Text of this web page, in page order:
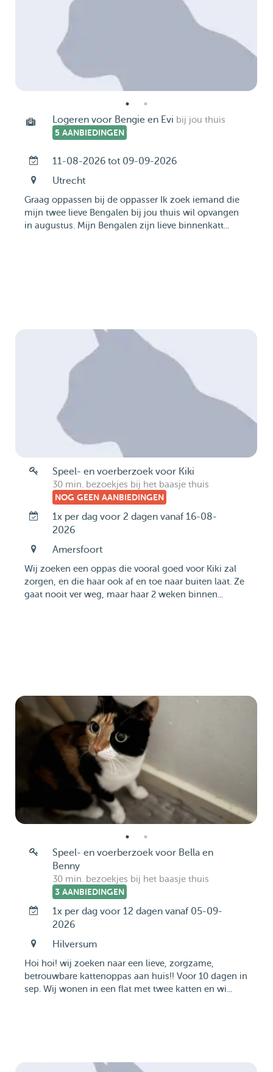
Logeren voor Bengie en Evi bij jou thuis
5 AANBIEDINGEN
11-08-2026 tot 09-09-2026
Utrecht
Graag oppassen bij de oppasser Ik zoek iemand die
mijn twee lieve Bengalen bij jou thuis wil opvangen
in augustus. Mijn Bengalen zijn lieve binnenkatt...
Speel- en voerberzoek voor Kiki
30 min. bezoekjes bij het baasje thuis
NOG GEEN AANBIEDINGEN
1x per dag voor 2 dagen vanaf 16-08-
2026
Amersfoort
Wij zoeken een oppas die vooral goed voor Kiki zal
zorgen, en die haar ook af en toe naar buiten laat. Ze
gaat nooit ver weg, maar haar 2 weken binnen...
Speel- en voerberzoek voor Bella en
Benny
30 min. bezoekjes bij het baasje thuis
3 AANBIEDINGEN
1x per dag voor 12 dagen vanaf 05-09-
2026
Hilversum
Hoi hoi! wij zoeken naar een lieve, zorgzame,
betrouwbare kattenoppas aan huis!! Voor 10 dagen in
sep. Wij wonen in een flat met twee katten en wi...